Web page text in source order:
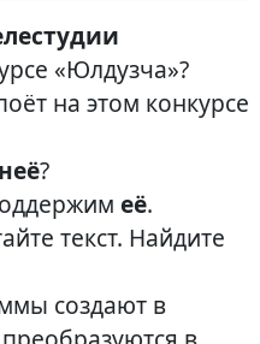
«Юлдузча»?
на этом конкурсе
?
её.
текст. Найдите
создают в